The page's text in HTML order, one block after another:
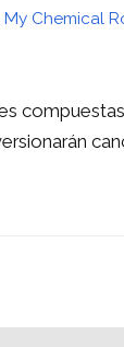
My Chemical